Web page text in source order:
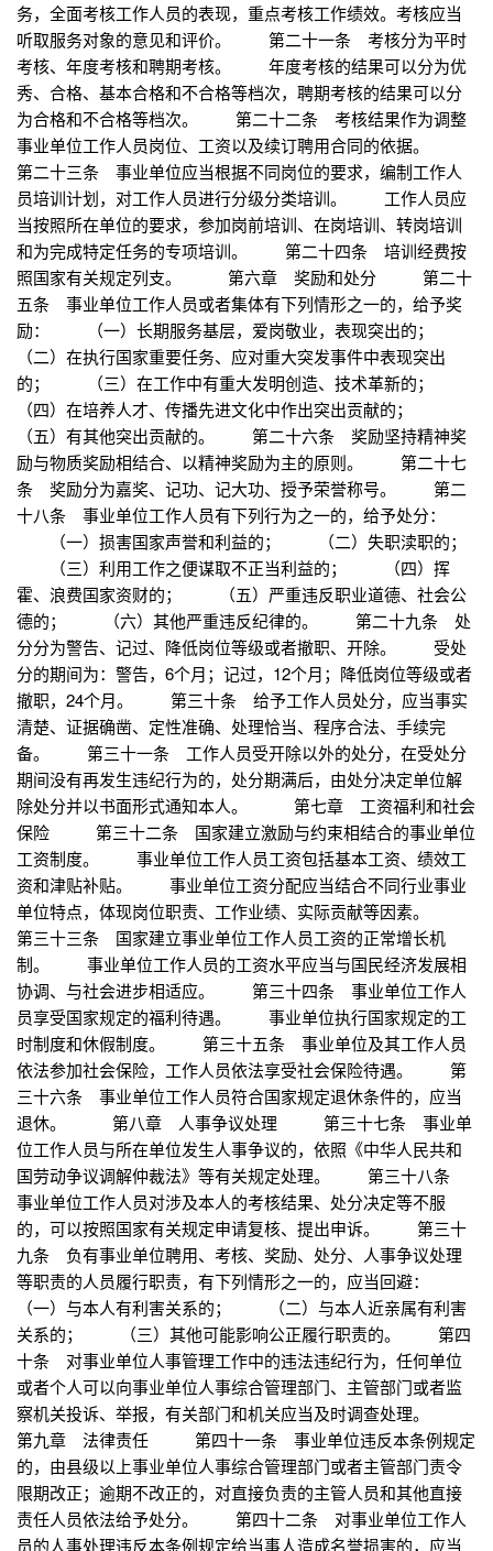
务，全面考核工作人员的表现，重点考核工作绩效。考核应当
听取服务对象的意见和评价。 第二十一条 考核分为平时
考核、年度考核和聘期考核。 年度考核的结果可以分为优
秀、合格、基本合格和不合格等档次，聘期考核的结果可以分
为合格和不合格等档次。 第二十二条 考核结果作为调整
事业单位工作人员岗位、工资以及续订聘用合同的依据。
第二十三条 事业单位应当根据不同岗位的要求，编制工作人
员培训计划，对工作人员进行分级分类培训。 工作人员应
当按照所在单位的要求，参加岗前培训、在岗培训、转岗培训
和为完成特定任务的专项培训。 第二十四条 培训经费按
照国家有关规定列支。 第六章 奖励和处分 第二十
五条 事业单位工作人员或者集体有下列情形之一的，给予奖
励： （一）长期服务基层，爱岗敬业，表现突出的；
（二）在执行国家重要任务、应对重大突发事件中表现突出
的； （三）在工作中有重大发明创造、技术革新的；
（四）在培养人才、传播先进文化中作出突出贡献的；
（五）有其他突出贡献的。 第二十六条 奖励坚持精神奖
励与物质奖励相结合、以精神奖励为主的原则。 第二十七
条 奖励分为嘉奖、记功、记大功、授予荣誉称号。 第二
十八条 事业单位工作人员有下列行为之一的，给予处分：
（一）损害国家声誉和利益的； （二）失职渎职的；
（三）利用工作之便谋取不正当利益的； （四）挥
霍、浪费国家资财的； （五）严重违反职业道德、社会公
德的； （六）其他严重违反纪律的。 第二十九条 处
分分为警告、记过、降低岗位等级或者撤职、开除。 受处
分的期间为：警告，6个月；记过，12个月；降低岗位等级或者
撤职，24个月。 第三十条 给予工作人员处分，应当事实
清楚、证据确凿、定性准确、处理恰当、程序合法、手续完
备。 第三十一条 工作人员受开除以外的处分，在受处分
期间没有再发生违纪行为的，处分期满后，由处分决定单位解
除处分并以书面形式通知本人。 第七章 工资福利和社会
保险 第三十二条 国家建立激励与约束相结合的事业单位
工资制度。 事业单位工作人员工资包括基本工资、绩效工
资和津贴补贴。 事业单位工资分配应当结合不同行业事业
单位特点，体现岗位职责、工作业绩、实际贡献等因素。
第三十三条 国家建立事业单位工作人员工资的正常增长机
制。 事业单位工作人员的工资水平应当与国民经济发展相
协调、与社会进步相适应。 第三十四条 事业单位工作人
员享受国家规定的福利待遇。 事业单位执行国家规定的工
时制度和休假制度。 第三十五条 事业单位及其工作人员
依法参加社会保险，工作人员依法享受社会保险待遇。 第
三十六条 事业单位工作人员符合国家规定退休条件的，应当
退休。 第八章 人事争议处理 第三十七条 事业单
位工作人员与所在单位发生人事争议的，依照《中华人民共和
国劳动争议调解仲裁法》等有关规定处理。 第三十八条
事业单位工作人员对涉及本人的考核结果、处分决定等不服
的，可以按照国家有关规定申请复核、提出申诉。 第三十
九条 负有事业单位聘用、考核、奖励、处分、人事争议处理
等职责的人员履行职责，有下列情形之一的，应当回避：
（一）与本人有利害关系的； （二）与本人近亲属有利害
关系的； （三）其他可能影响公正履行职责的。 第四
十条 对事业单位人事管理工作中的违法违纪行为，任何单位
或者个人可以向事业单位人事综合管理部门、主管部门或者监
察机关投诉、举报，有关部门和机关应当及时调查处理。
第九章 法律责任 第四十一条 事业单位违反本条例规定
的，由县级以上事业单位人事综合管理部门或者主管部门责令
限期改正；逾期不改正的，对直接负责的主管人员和其他直接
责任人员依法给予处分。 第四十二条 对事业单位工作人
员的人事处理违反本条例规定给当事人造成名誉损害的，应当